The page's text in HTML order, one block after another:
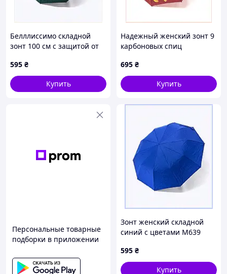
Белллиссимо складной
зонт 100 см с защитой от
595 ₴
Купить
Надежный женский зонт 9
карбоновых спиц
695 ₴
Купить
Персональные товарные
подборки в приложении
Зонт женский складной
синий с цветами M639
595 ₴
Купить